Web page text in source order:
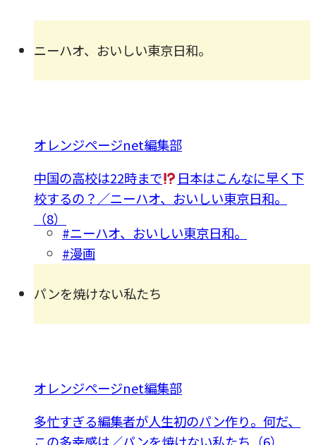
ニーハオ、おいしい東京日和。
オレンジページnet編集部
中国の高校は22時まで
日本はこんなに早く下
校するの？／ニーハオ、おいしい東京日和。
（8）
#ニーハオ、おいしい東京日和。
#漫画
パンを焼けない私たち
オレンジページnet編集部
多忙すぎる編集者が人生初のパン作り。何だ、